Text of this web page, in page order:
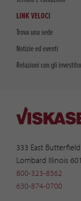
333 East
Lombard Illinois
800-323-8562
630-874-0700
LINK VELOCI
Trova una sede
Notizie ed eventi
Relazioni con gli